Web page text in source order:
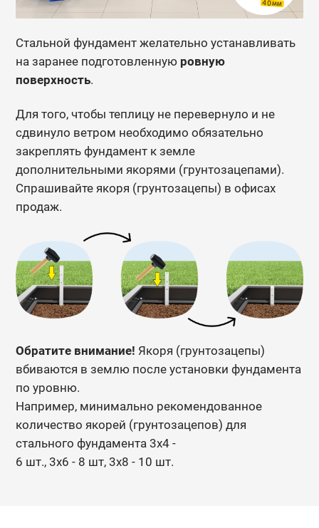
Стальной фундамент желательно устанавливать
на заранее подготовленную ровную
поверхность.
Для того, чтобы теплицу не перевернуло и не
сдвинуло ветром необходимо обязательно
закреплять фундамент к земле
дополнительными якорями (грунтозацепами).
Спрашивайте якоря (грунтозацепы) в офисах
продаж.
Обратите внимание! Якоря (грунтозацепы)
вбиваются в землю после установки фундамента
по уровню.
Например, минимально рекомендованное
количество якорей (грунтозацепов) для
стального фундамента 3х4 -
6 шт., 3х6 - 8 шт, 3х8 - 10 шт.